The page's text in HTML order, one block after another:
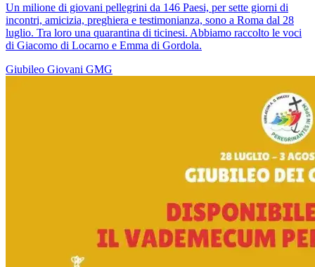
Un milione di giovani pellegrini da 146 Paesi, per sette giorni di
incontri, amicizia, preghiera e testimonianza, sono a Roma dal 28
luglio. Tra loro una quarantina di ticinesi. Abbiamo raccolto le voci
di Giacomo di Locarno e Emma di Gordola.
Giubileo Giovani GMG